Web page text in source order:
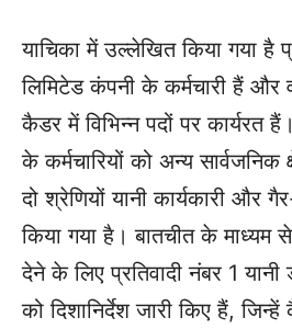
याचिका में उल्लेखित किया गया है
लिमिटेड कंपनी के कर्मचारी हैं और
कैडर में विभिन्न पदों पर कार्यरत
के कर्मचारियों को अन्य सार्वजनिक
दो श्रेणियों यानी कार्यकारी और
किया गया है। बातचीत के
देने के लिए प्रतिवादी नंबर 1
को दिशानिर्देश जारी किए हैं, जिन्हें